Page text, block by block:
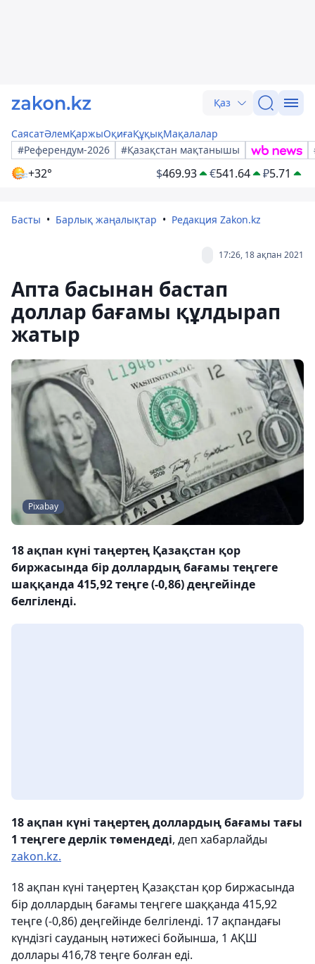
Қаз
СаясатӘлемҚаржыОқиғаҚұқықМақалалар
#Референдум-2026
#Қазақстан мақтанышы
+32° $469.93 €541.64 ₽5.71
Басты Барлық жаңалықтар Редакция Zakon.kz
17:26, 18 ақпан 2021
Апта басынан бастап
доллар бағамы құлдырап
жатыр
Pixabay
18 ақпан күні таңертең Қазақстан қор
биржасында бір доллардың бағамы теңгеге
шаққанда 415,92 теңге (-0,86) деңгейінде
белгіленді.
18 ақпан күні таңертең доллардың бағамы тағы
1 теңгеге дерлік төмендеді, деп хабарлайды
zakon.kz.
18 ақпан күні таңертең Қазақстан қор биржасында
бір доллардың бағамы теңгеге шаққанда 415,92
теңге (-0,86) деңгейінде белгіленді. 17 ақпандағы
күндізгі сауданың нәтижесі бойынша, 1 АҚШ
доллары 416,78 теңге болған еді.